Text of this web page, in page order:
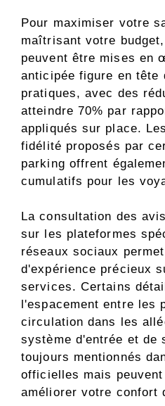
Pour maximiser votre
maîtrisant votre
peuvent être mises en
anticipée figure en tête
pratiques, avec des
atteindre 70% par
appliqués sur place.
fidélité proposés par
parking offrent
cumulatifs pour les
La consultation des
sur les plateformes
réseaux sociaux
d'expérience précieux
services. Certains
l'espacement entre les
circulation dans les
système d'entrée et de
toujours mentionnés
officielles mais
améliorer votre confort